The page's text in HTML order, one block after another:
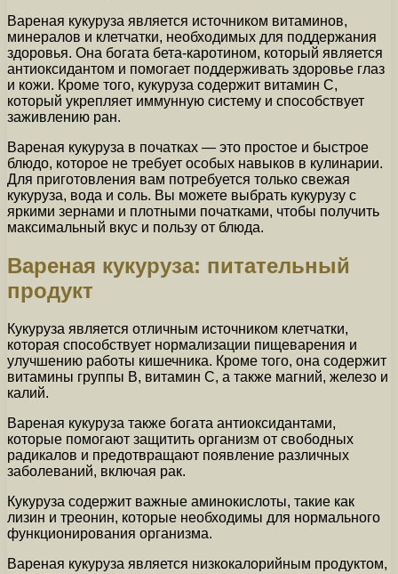
Вареная кукуруза является источником витаминов,
минералов и клетчатки, необходимых для поддержания
здоровья. Она богата бета-каротином, который является
антиоксидантом и помогает поддерживать здоровье глаз
и кожи. Кроме того, кукуруза содержит витамин С,
который укрепляет иммунную систему и способствует
заживлению ран.
Вареная кукуруза в початках — это простое и быстрое
блюдо, которое не требует особых навыков в кулинарии.
Для приготовления вам потребуется только свежая
кукуруза, вода и соль. Вы можете выбрать кукурузу с
яркими зернами и плотными початками, чтобы получить
максимальный вкус и пользу от блюда.
Вареная кукуруза: питательный
продукт
Кукуруза является отличным источником клетчатки,
которая способствует нормализации пищеварения и
улучшению работы кишечника. Кроме того, она содержит
витамины группы В, витамин С, а также магний, железо и
калий.
Вареная кукуруза также богата антиоксидантами,
которые помогают защитить организм от свободных
радикалов и предотвращают появление различных
заболеваний, включая рак.
Кукуруза содержит важные аминокислоты, такие как
лизин и треонин, которые необходимы для нормального
функционирования организма.
Вареная кукуруза является низкокалорийным продуктом,